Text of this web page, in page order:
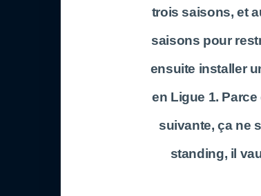
trois saisons, et
saisons pour
ensuite installer
en Ligue 1.
suivante, ça ne
standing, il